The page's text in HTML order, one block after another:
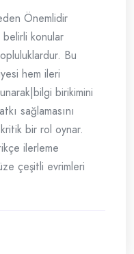
Önemlidir
belirli konular
Bu
hem ileri
birikimini
sağlamasını
bir rol oynar.
ilerleme
çeşitli evrimleri